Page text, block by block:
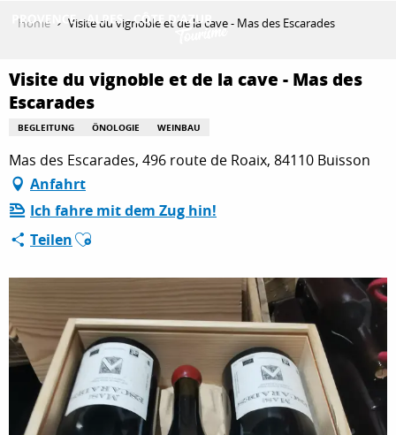
principal
ENTDECKEN
AKTIVITÄTEN
AUFENTHALT
ESPACE PRO
Home Visite du vignoble et de la cave - Mas des Escarades
Visite du vignoble et de la cave - Mas des
Escarades
BEGLEITUNG ÖNOLOGIE WEINBAU
Mas des Escarades, 496 route de Roaix, 84110 Buisson
Anfahrt
Ich fahre mit dem Zug hin!
TeilenAjouter aux favoris